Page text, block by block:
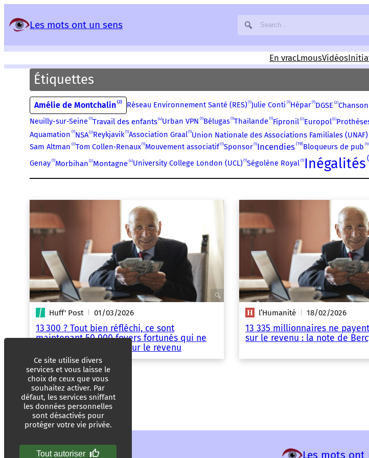
Les mots ont un sens
En vracLmousVidéos
Étiquettes
Amélie de Montchalin 2 Réseau Environnement Santé (RES) 1 Julie Conti 1 Hépar 1 DGSE 2 Chanson
Neuilly-sur-Seine 1 Travail des enfants 4 Urban VPN 1 Bélugas 1 Thaïlande 1 Fipronil 2 Europol 2
Aquamation 1 NSA 3 Reykjavik 1 Association Graal 1 Union Nationale des Associations Familiales (UNAF)
Sam Altman 3 Tom Collen‑Renaux 1 Mouvement associatif 1 Sponsor 1 Incendies 19 Bloqueurs de pub 1
Genay 1 Morbihan 2 Montagne 4 University College London (UCL) 1 Ségolène Royal 1 Inégalités
Huff' Post 01/03/2026
13 300 ? Tout bien réfléchi, ce sont
maintenant 50 000 foyers fortunés qui ne
paieraient pas l’impôt sur le revenu
l’Humanité 18/02/2026
13 335 millionnaires ne
sur le revenu : la note de
Les mots ont
Panneau de gestion des services
Ce site utilise divers
services et vous laisse le
choix de ceux que vous
souhaitez activer. Par
défaut, les services sniffant
les données personnelles
sont désactivés pour
protéger votre vie privée.
Tout autoriser